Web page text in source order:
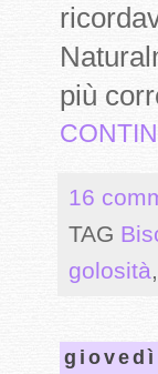
più
16
TAG
golosità,